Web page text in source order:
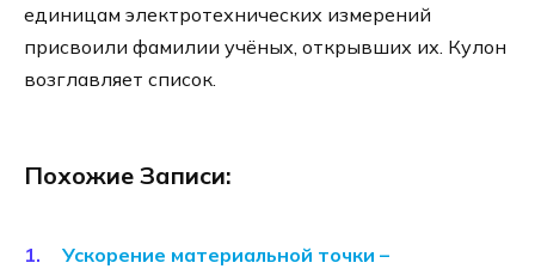
единицам электротехнических измерений
присвоили фамилии учёных, открывших их. Кулон
возглавляет список.
Похожие Записи:
Ускорение материальной точки –